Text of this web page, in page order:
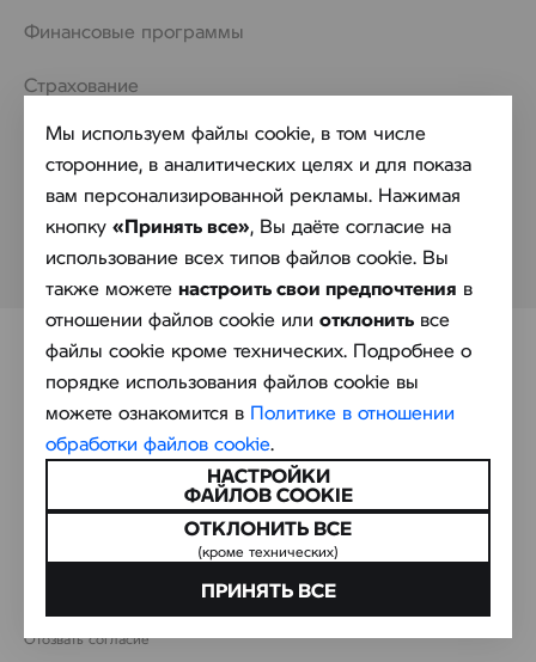
Финансовые программы
Страхование
Контакты
Обработка персональных данных
Политика в отношении обработки файлов cookie
© АВТОИДЕЯ — официальный дилер BMW, MINI и BMW MOTORRAD в
Беларуси
ООО «АВТОИДЕЯ», УНП 190829939
МКАД, Минский район, д. Цна, ул. Юбилейная, д. 4
Настроить файлы cookie
Отозвать согласие
Мы используем файлы cookie, в том числе
сторонние, в аналитических целях и для показа
вам персонализированной рекламы. Нажимая
кнопку «Принять все», Вы даёте согласие на
использование всех типов файлов cookie. Вы
также можете настроить свои предпочтения в
отношении файлов cookie или отклонить все
файлы cookie кроме технических. Подробнее о
порядке использования файлов cookie вы
можете ознакомится в Политике в отношении
обработки файлов cookie.
НАСТРОЙКИ
ФАЙЛОВ COOKIE
ОТКЛОНИТЬ ВСЕ
(кроме технических)
ПРИНЯТЬ ВСЕ